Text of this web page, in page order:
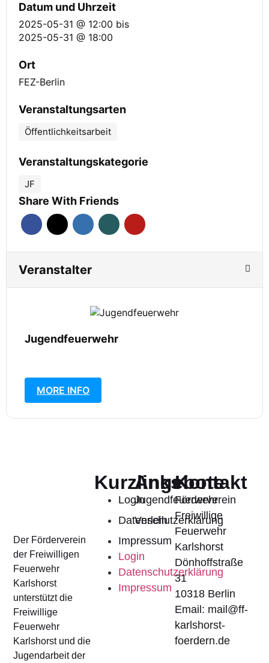
Datum und Uhrzeit
2025-05-31 @ 12:00 bis
2025-05-31 @ 18:00
Ort
FEZ-Berlin
Veranstaltungsarten
Öffentlichkeitsarbeit
Veranstaltungskategorie
JF
Share With Friends
Veranstalter
Jugendfeuerwehr
MORE INFO
Der Förderverein
der Freiwilligen
Feuerwehr
Karlshorst
unterstützt die
Freiwillige
Feuerwehr
Karlshorst und die
Jugendarbeit der
Angebote
Jugendfeuerwehr
Verleih
Kurzlinks
Login
Datenschutzerklärung
Impressum
Login
Datenschutzerklärung
Impressum
Kontakt
Förderverein
Freiwillige
Feuerwehr
Karlshorst
Dönhoffstraße
31
10318 Berlin
Email: mail@ff-
karlshorst-
foerdern.de